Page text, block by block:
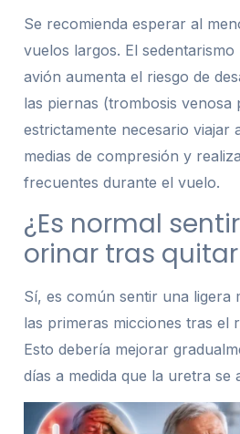
Se recomienda esperar al
vuelos largos. El
avión aumenta el riesgo de
las piernas (trombosis venosa
estrictamente necesario viajar
medias de compresión y
frecuentes durante el vuelo.
¿Es normal
orinar tras
Sí, es común sentir una ligera
las primeras micciones tras el
Esto debería mejorar
días a medida que la uretra se